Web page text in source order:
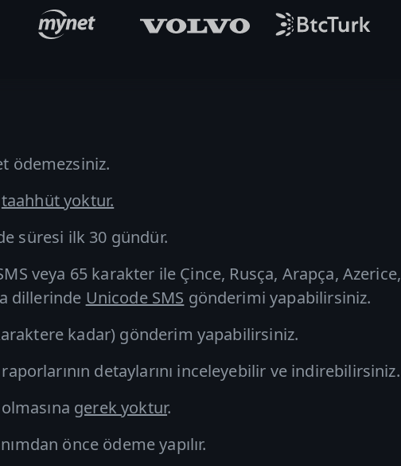
ödemezsiniz.
taahhüt yoktur.
süresi ilk 30 gündür.
veya 65 karakter ile Çince, Rusça, Arapça, Azerice,
dillerinde Unicode SMS gönderimi yapabilirsiniz.
kadar) gönderim yapabilirsiniz.
detaylarını inceleyebilir ve indirebilirsiniz.
gerek yoktur.
önce ödeme yapılır.